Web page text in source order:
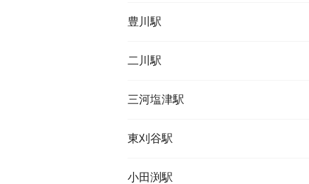
豊川駅
二川駅
三河塩津駅
東刈谷駅
小田渕駅